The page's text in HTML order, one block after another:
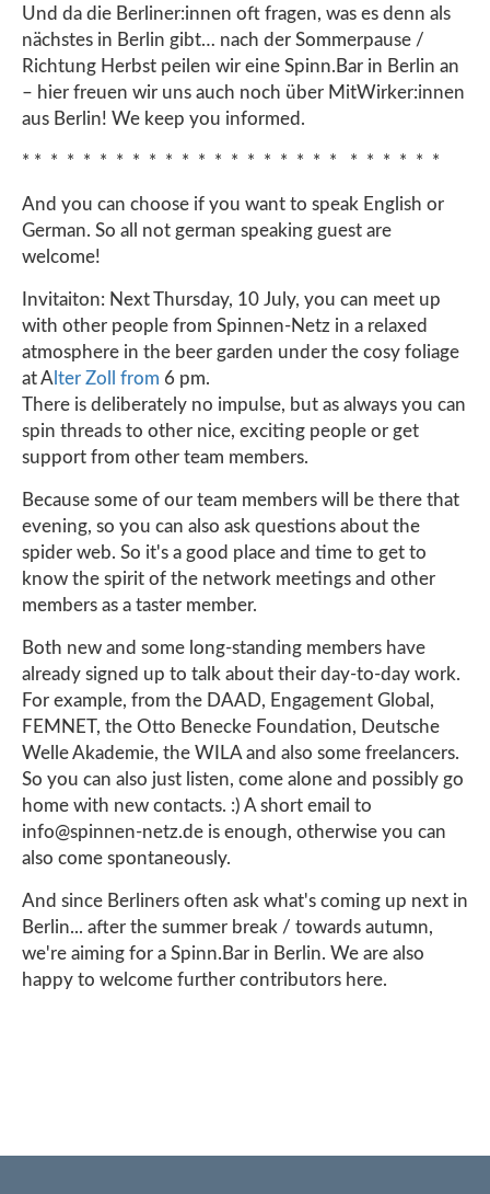
Und da die Berliner:innen oft fragen, was es denn als
nächstes in Berlin gibt… nach der Sommerpause /
Richtung Herbst peilen wir eine Spinn.Bar in Berlin an
– hier freuen wir uns auch noch über MitWirker:innen
aus Berlin! We keep you informed.
* * * * * * * * * * * * * * * * * * * * * * * * * *
And you can choose if you want to speak English or
German. So all not german speaking guest are
welcome!
Invitaiton: Next Thursday, 10 July, you can meet up
with other people from Spinnen-Netz in a relaxed
atmosphere in the beer garden under the cosy foliage
at A lter Zoll from 6 pm.
There is deliberately no impulse, but as always you can
spin threads to other nice, exciting people or get
support from other team members.
Because some of our team members will be there that
evening, so you can also ask questions about the
spider web. So it's a good place and time to get to
know the spirit of the network meetings and other
members as a taster member.
Both new and some long-standing members have
already signed up to talk about their day-to-day work.
For example, from the DAAD, Engagement Global,
FEMNET, the Otto Benecke Foundation, Deutsche
Welle Akademie, the WILA and also some freelancers.
So you can also just listen, come alone and possibly go
home with new contacts. :) A short email to
info@spinnen-netz.de is enough, otherwise you can
also come spontaneously.
And since Berliners often ask what's coming up next in
Berlin... after the summer break / towards autumn,
we're aiming for a Spinn.Bar in Berlin. We are also
happy to welcome further contributors here.